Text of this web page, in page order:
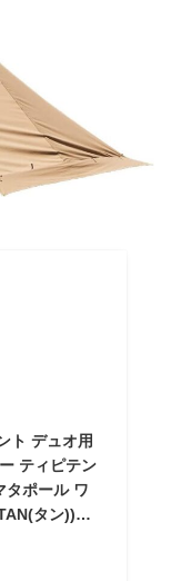
ト デュオ用
ティピテン
タポール ワ
タン))…